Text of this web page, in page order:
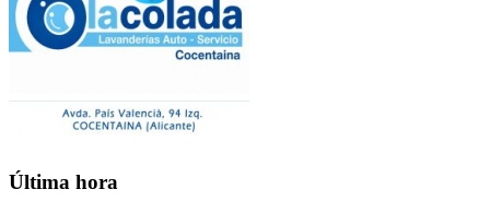
Última hora